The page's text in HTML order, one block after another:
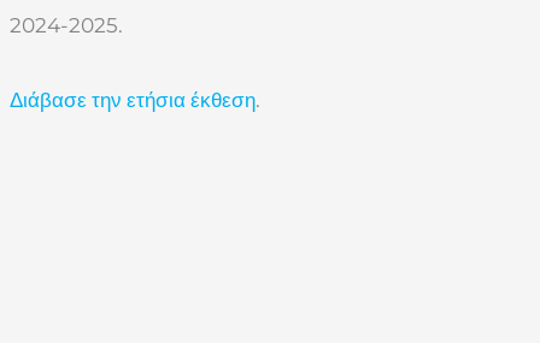
2024-2025.
Διάβασε την ετήσια έκθεση.